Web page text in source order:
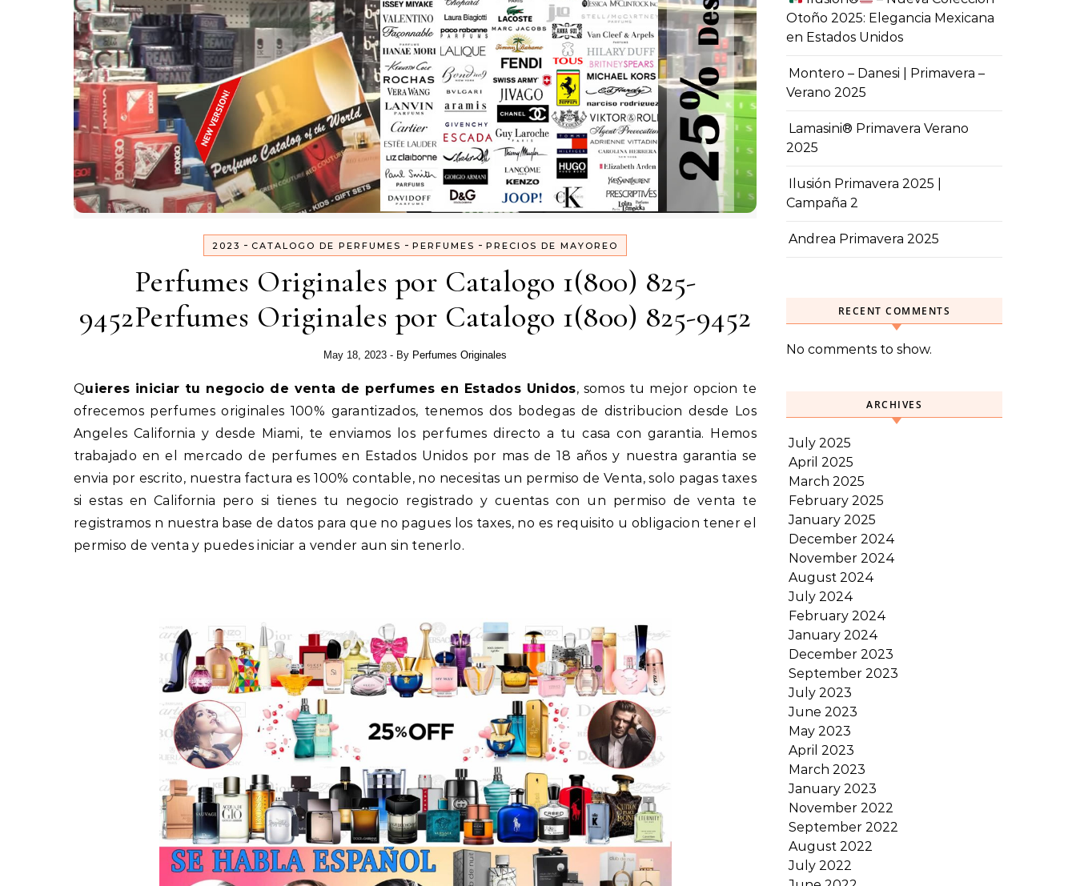
2023 - CATALOGO DE PERFUMES - PERFUMES - PRECIOS DE MAYOREO
Perfumes Originales por Catalogo 1(800) 825-
9452Perfumes Originales por Catalogo 1(800) 825-9452
May 18, 2023 - By Perfumes Originales
Quieres iniciar tu negocio de venta de perfumes en Estados Unidos, somos tu mejor opcion te
ofrecemos perfumes originales 100% garantizados, tenemos dos bodegas de distribucion desde Los
Angeles California y desde Miami, te enviamos los perfumes directo a tu casa con garantia. Hemos
trabajado en el mercado de perfumes en Estados Unidos por mas de 18 años y nuestra garantia se
envia por escrito, nuestra factura es 100% contable, no necesitas un permiso de Venta, solo pagas taxes
si estas en California pero si tienes tu negocio registrado y cuentas con un permiso de venta te
registramos n nuestra base de datos para que no pagues los taxes, no es requisito u obligacion tener el
permiso de venta y puedes iniciar a vender aun sin tenerlo.
Otoño 2025: Elegancia Mexicana
en Estados Unidos
Montero – Danesi | Primavera –
Verano 2025
Lamasini® Primavera Verano
2025
Ilusión Primavera 2025 |
Campaña 2
Andrea Primavera 2025
RECENT COMMENTS
No comments to show.
ARCHIVES
July 2025
April 2025
March 2025
February 2025
January 2025
December 2024
November 2024
August 2024
July 2024
February 2024
January 2024
December 2023
September 2023
July 2023
June 2023
May 2023
April 2023
March 2023
January 2023
November 2022
September 2022
August 2022
July 2022